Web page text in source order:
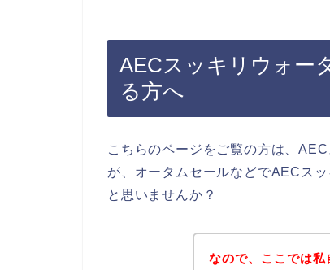
AECスッキリウォー
る方へ
こちらのページをご覧の方は、
が、オータムセールなどでAECス
と思いませんか？
なので、ここでは